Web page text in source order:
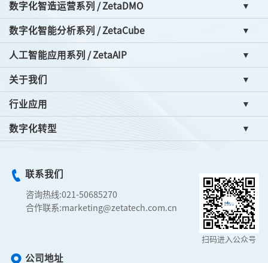
数字化智造运营系列 / ZetaDMO
数字化智能分析系列 / ZetaCube
人工智能应用系列 / ZetaAIP
关于我们
行业应用
数字化转型
联系我们
咨询热线:021-50685270
合作联系:marketing@zetatech.com.cn
扫码进入公众号
公司地址